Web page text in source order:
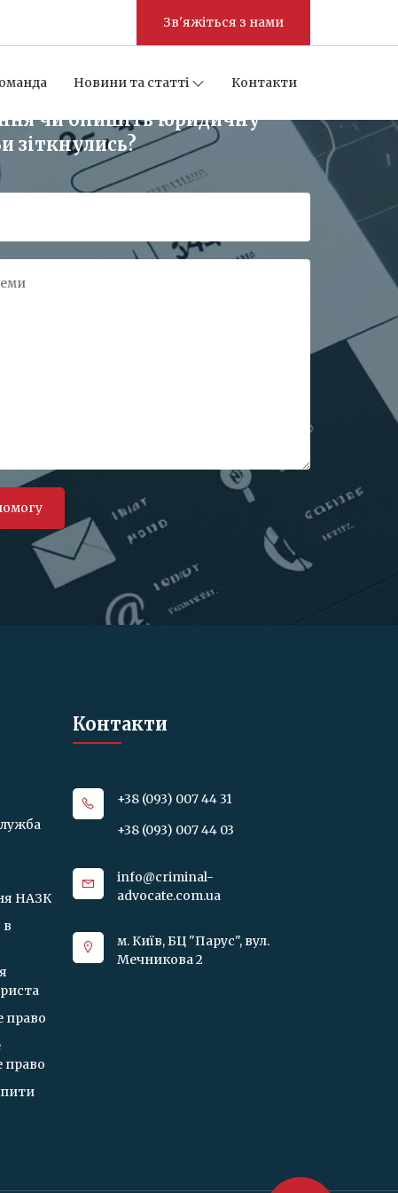
Зв'яжіться з нами
Новини та статті Контакти
чи опишіть юридичну
зіткнулись?
НАЗК
в
право
право
Контакти
+38 (093) 007 44 31
+38 (093) 007 44 03
info@criminal-
advocate.com.ua
м. Київ, БЦ "Парус", вул.
Мечникова 2